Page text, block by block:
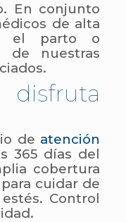
En conjunto
de alta
el parto o
de nuestras
de atención
365 días del
cobertura
cuidar de
Control